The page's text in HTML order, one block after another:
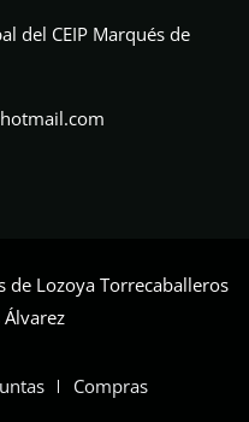
del CEIP Marqués de
de Lozoya Torrecaballeros
Compras